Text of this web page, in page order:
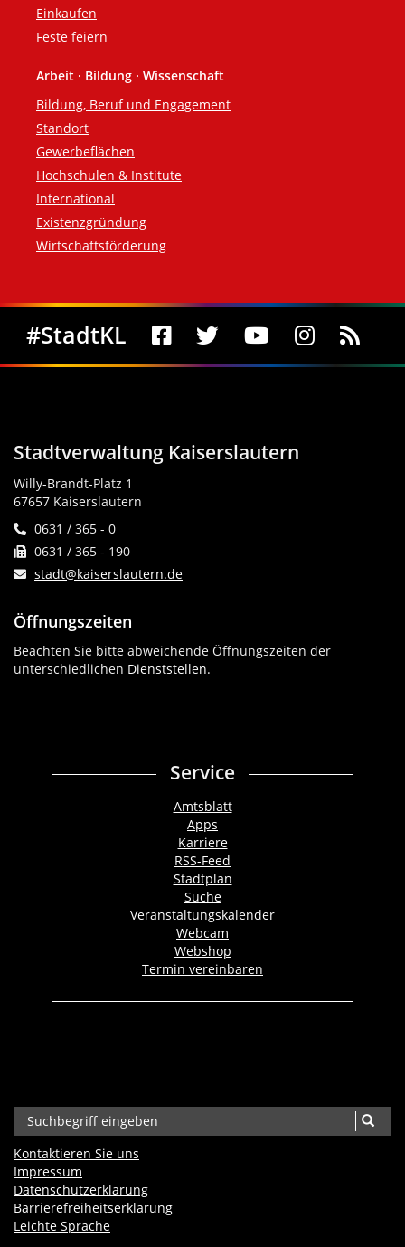
Einkaufen
Feste feiern
Arbeit · Bildung · Wissenschaft
Bildung, Beruf und Engagement
Standort
Gewerbeflächen
Hochschulen & Institute
International
Existenzgründung
Wirtschaftsförderung
Social Media
#StadtKL
Stadtverwaltung Kaiserslautern
Willy-Brandt-Platz 1
67657 Kaiserslautern
0631 / 365 - 0
0631 / 365 - 190
stadt@kaiserslautern.de
Öffnungszeiten
Beachten Sie bitte abweichende Öffnungszeiten der
unterschiedlichen Dienststellen.
Service
Amtsblatt
Apps
Karriere
RSS-Feed
Stadtplan
Suche
Veranstaltungskalender
Webcam
Webshop
Termin vereinbaren
Kontaktieren Sie uns
Impressum
Datenschutzerklärung
Barrierefreiheits­erklärung
Leichte Sprache